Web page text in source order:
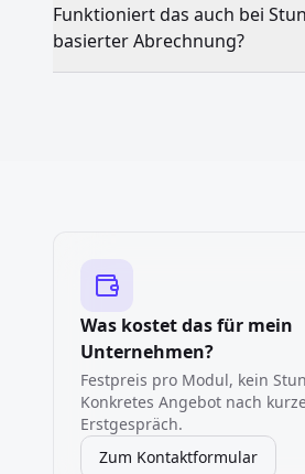
Funktioniert das auch bei
basierter Abrechnung?
Was kostet das für mein
Unternehmen?
Festpreis pro Modul, kein
Konkretes Angebot nach
Erstgespräch.
Zum Kontaktformular